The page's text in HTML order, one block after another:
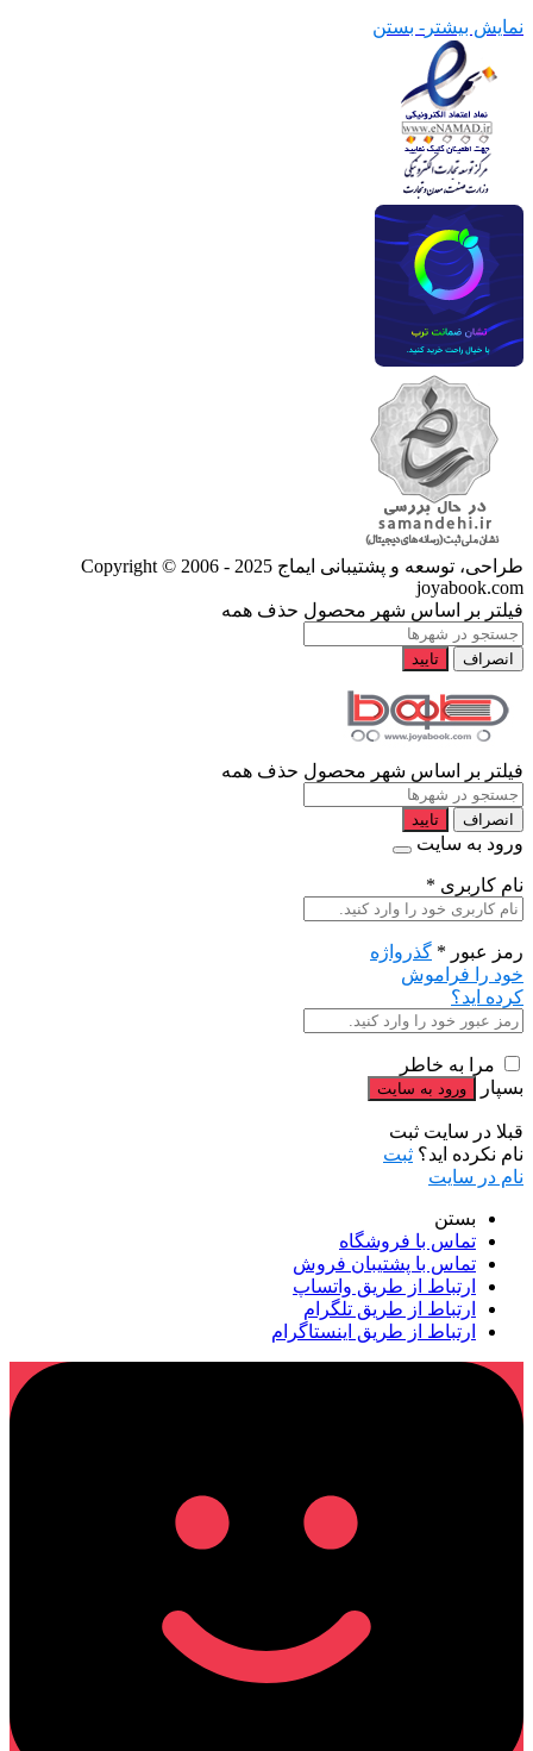
نمایش بیشتر - بستن
طراحی، توسعه و پشتیبانی ایماج Copyright © 2006 - 2025
joyabook.com
فیلتر بر اساس شهر محصول حذف همه
انصراف تایید
فیلتر بر اساس شهر محصول حذف همه
انصراف تایید
ورود به سایت
نام کاربری *
رمز عبور * گذرواژه
خود را فراموش
کرده اید؟
مرا به خاطر
بسپار
قبلا در سایت ثبت
نام نکرده اید؟ ثبت
نام در سایت
بستن
تماس با فروشگاه
تماس با پشتیبان فروش
ارتباط از طریق واتساپ
ارتباط از طریق تلگرام
ارتباط از طریق اینستاگرام